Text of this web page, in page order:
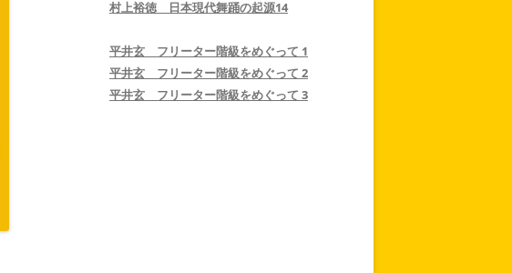
村上裕徳 日本現代舞踊の起源14
平井玄 フリーター階級をめぐって 1
平井玄 フリーター階級をめぐって 2
平井玄 フリーター階級をめぐって 3